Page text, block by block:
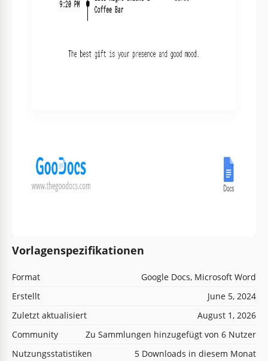
Vorlagenspezifikationen
Format
Google Docs, Microsoft Word
Erstellt
June 5, 2024
Zuletzt aktualisiert
August 1, 2026
Community
Zu Sammlungen hinzugefügt von 6 Nutzer
Nutzungsstatistiken
5 Downloads in diesem Monat